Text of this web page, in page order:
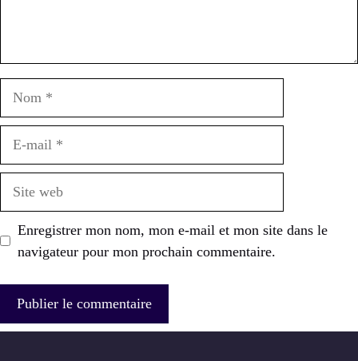
Enregistrer mon nom, mon e-mail et mon site dans le
navigateur pour mon prochain commentaire.